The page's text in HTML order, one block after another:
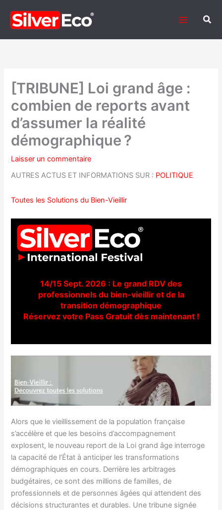
contenu
[TRIBUNE] Loi grand âge :
combien de reports avant
d’assumer la réalité
démographique ?
Laisser un commentaire
AUTRES ACTUS ET INFORMATIONS SUR : POLITIQUE
Toutes les Solutions du Bien-Vieillir
14/15 Sept. 2026 : Le grand RDV des
professionnels du bien-vieillir et de la
transition démographique
Réservez votre Pass Gratuit dès maintenant !
Alors que le vieillissement de la population française
s’accélère et que les besoins d’accompagnement
explosent, le nouveau report de la Loi grand âge interroge
la capacité de l’État à anticiper les transformations
démographiques en cours. Derrière les arbitrages
budgétaires, ce sont des millions de familles, de
professionnels et de personnes âgées qui attendent des
décisions structurantes et durables. Une tribune signée